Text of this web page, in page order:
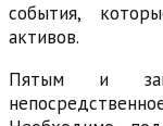
события,
активов.
Пятым и